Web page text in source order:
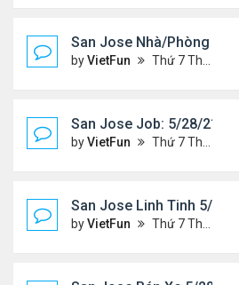
San Jose Nhà/Phòng 5/
byVietFun Thứ 7 Tháng 5 29, 2021 10:14 am
San Jose Job: 5/28/21- 6/
byVietFun Thứ 7 Tháng 5 29, 2021 10:13 am
San Jose Linh Tinh 5/28/
byVietFun Thứ 7 Tháng 5 29, 2021 9:52 am